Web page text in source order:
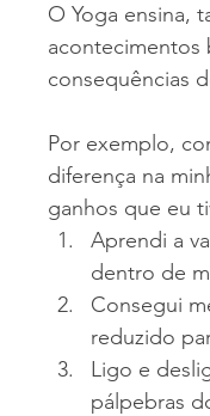
O Yoga ensina,
acontecimentos
consequências
Por exemplo,
diferença na
ganhos que eu
Aprendi a
dentro de
Consegui
reduzido
Ligo e
pálpebras